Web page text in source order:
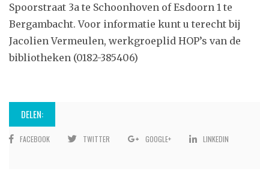
Spoorstraat 3a te Schoonhoven of Esdoorn 1 te
Bergambacht. Voor informatie kunt u terecht bij
Jacolien Vermeulen, werkgroeplid HOP’s van de
bibliotheken (0182-385406)
DELEN:
FACEBOOK TWITTER GOOGLE+ LINKEDIN